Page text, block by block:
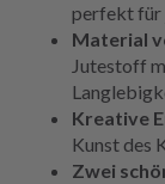
perfekt für
Material
Jutestoff
Kreative
Kunst des
Zwei